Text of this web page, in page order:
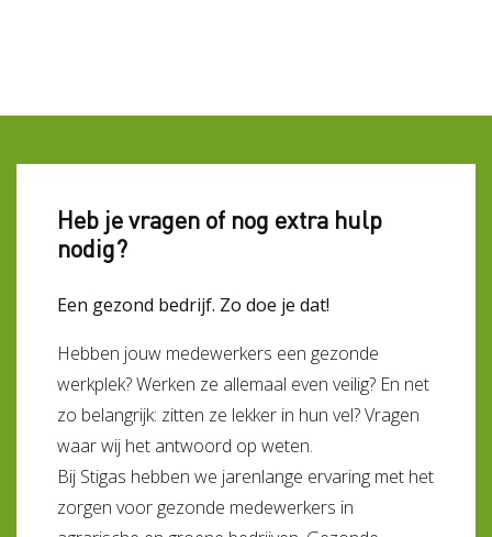
Heb je vragen of nog extra hulp
nodig?
Een gezond bedrijf. Zo doe je dat!
Hebben jouw medewerkers een gezonde
werkplek? Werken ze allemaal even veilig? En net
zo belangrijk: zitten ze lekker in hun vel? Vragen
waar wij het antwoord op weten.
Bij Stigas hebben we jarenlange ervaring met het
zorgen voor gezonde medewerkers in